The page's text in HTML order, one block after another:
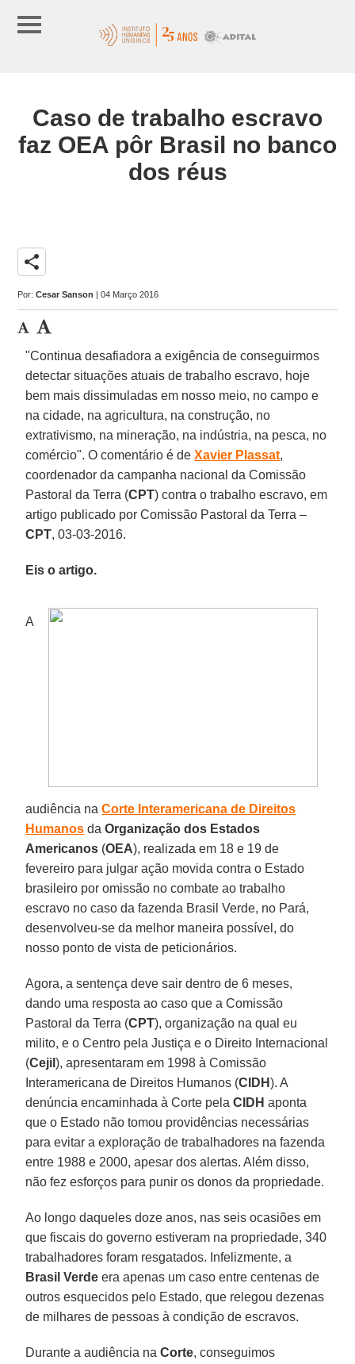
Caso de trabalho escravo
faz OEA pôr Brasil no banco
dos réus
share
Por:Cesar Sanson | 04 Março 2016
"Continua desafiadora a exigência de conseguirmos
detectar situações atuais de trabalho escravo, hoje
bem mais dissimuladas em nosso meio, no campo e
na cidade, na agricultura, na construção, no
extrativismo, na mineração, na indústria, na pesca, no
comércio". O comentário é deXavier Plassat,
coordenador da campanha nacional da Comissão
Pastoral da Terra (CPT) contra o trabalho escravo, em
artigo publicado por Comissão Pastoral da Terra –
CPT, 03-03-2016.
Eis o artigo.
A
audiência naCorte Interamericana de Direitos
Humanos daOrganização dos Estados
Americanos (OEA), realizada em 18 e 19 de
fevereiro para julgar ação movida contra o Estado
brasileiro por omissão no combate ao trabalho
escravo no caso da fazenda Brasil Verde, no Pará,
desenvolveu-se da melhor maneira possível, do
nosso ponto de vista de peticionários.
Agora, a sentença deve sair dentro de 6 meses,
dando uma resposta ao caso que a Comissão
Pastoral da Terra (CPT), organização na qual eu
milito, e o Centro pela Justiça e o Direito Internacional
(Cejil), apresentaram em 1998 à Comissão
Interamericana de Direitos Humanos (CIDH). A
denúncia encaminhada à Corte pelaCIDH aponta
que o Estado não tomou providências necessárias
para evitar a exploração de trabalhadores na fazenda
entre 1988 e 2000, apesar dos alertas. Além disso,
não fez esforços para punir os donos da propriedade.
Ao longo daqueles doze anos, nas seis ocasiões em
que fiscais do governo estiveram na propriedade, 340
trabalhadores foram resgatados. Infelizmente, a
Brasil Verde era apenas um caso entre centenas de
outros esquecidos pelo Estado, que relegou dezenas
de milhares de pessoas à condição de escravos.
Durante a audiência naCorte, conseguimos